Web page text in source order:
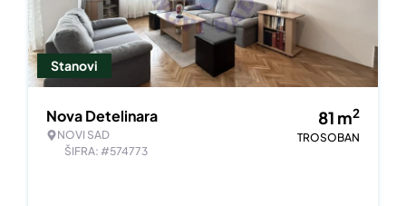
Stanovi
Nova Detelinara
NOVI SAD
ŠIFRA: #574773
81 m2
TROSOBAN